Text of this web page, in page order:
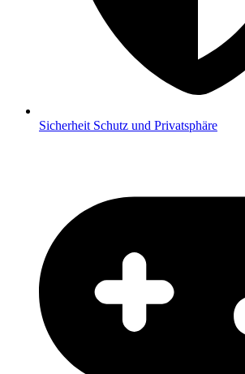
Sicherheit Schutz und Privatsphäre